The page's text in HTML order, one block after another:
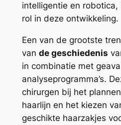
intelligentie en robotica,
rol in deze ontwikkeling.
Een van de grootste
van de geschiedenis
in combinatie met
analyseprogramma’s.
chirurgen bij het
haarlijn en het kiezen
geschikte haarzakjes